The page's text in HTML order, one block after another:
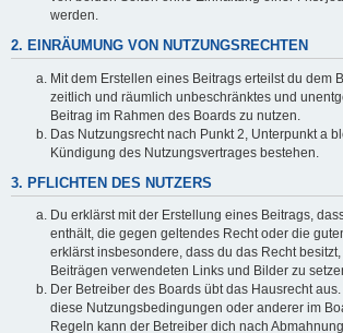
werden.
2. EINRÄUMUNG VON NUTZUNGSRECHTEN
Mit dem Erstellen eines Beitrags erteilst du dem
zeitlich und räumlich unbeschränktes und
Beitrag im Rahmen des Boards zu nutzen.
Das Nutzungsrecht nach Punkt 2, Unterpunkt a
Kündigung des Nutzungsvertrages bestehen.
3. PFLICHTEN DES NUTZERS
Du erklärst mit der Erstellung eines Beitrags,
enthält, die gegen geltendes Recht oder die
erklärst insbesondere, dass du das Recht
Beiträgen verwendeten Links und Bilder zu
Der Betreiber des Boards übt das Hausrecht
diese Nutzungsbedingungen oder anderer im
Regeln kann der Betreiber dich nach